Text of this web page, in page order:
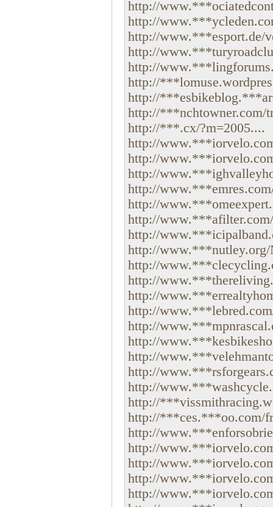
http://
http://
http://www.***esport.de/
http://
http://
http://
http://
http://***nchtowner.com/
http://***.cx/?m=2005....
http://
http://
http://
http://
http://
http://
http://
http://www.***nutley.org/
http://
http://
http://
http://
http://
http://
http://
http://
http://
http://
http://***ces.***oo.com/
http://
http://
http://
http://
http://